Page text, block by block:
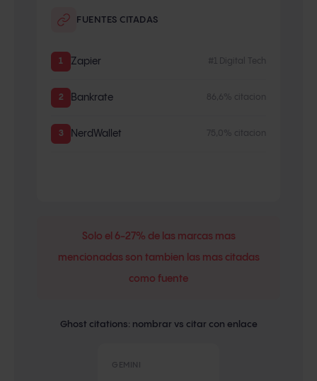
FUENTES CITADAS
1 Zapier #1 Digital Tech
2 Bankrate 86,6% citacion
3 NerdWallet 75,0% citacion
Solo el 6-27% de las marcas mas
mencionadas son tambien las mas citadas
como fuente
Ghost citations: nombrar vs citar con enlace
GEMINI